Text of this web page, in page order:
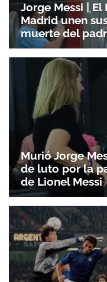
Jorge Messi | El
Madrid unen
muerte del
Murió Jorge
de luto por la
de Lionel Messi